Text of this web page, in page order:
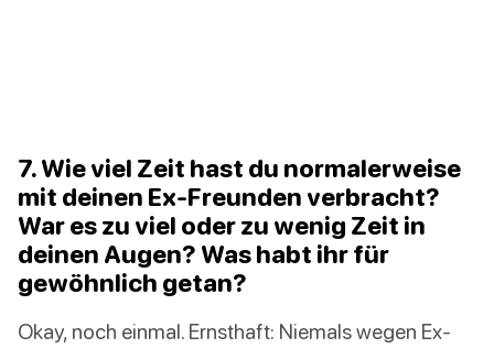
7. Wie viel Zeit hast du normalerweise
mit deinen Ex-Freunden verbracht?
War es zu viel oder zu wenig Zeit in
deinen Augen? Was habt ihr für
gewöhnlich getan?
Okay, noch einmal. Ernsthaft: Niemals wegen Ex-